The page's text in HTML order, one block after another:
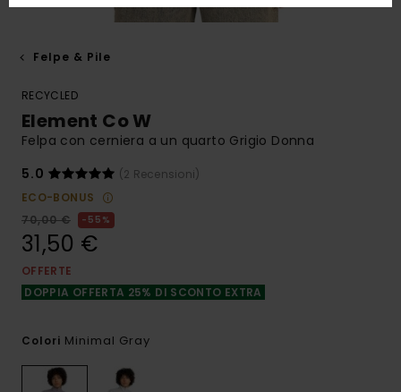
Felpe & Pile
RECYCLED
Element Co W
Felpa con cerniera a un quarto Grigio Donna
5.0
(2 Recensioni)
ECO-BONUS
70,00 €
55%
31,50 €
OFFERTE
DOPPIA OFFERTA 25% DI SCONTO EXTRA
Colori Minimal Gray